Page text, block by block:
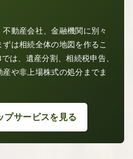
動産会社、金融機関に別々
は相続全体の地図を作るこ
は、遺産分割、相続税申告、
や非上場株式の処分までま
プサービスを見る